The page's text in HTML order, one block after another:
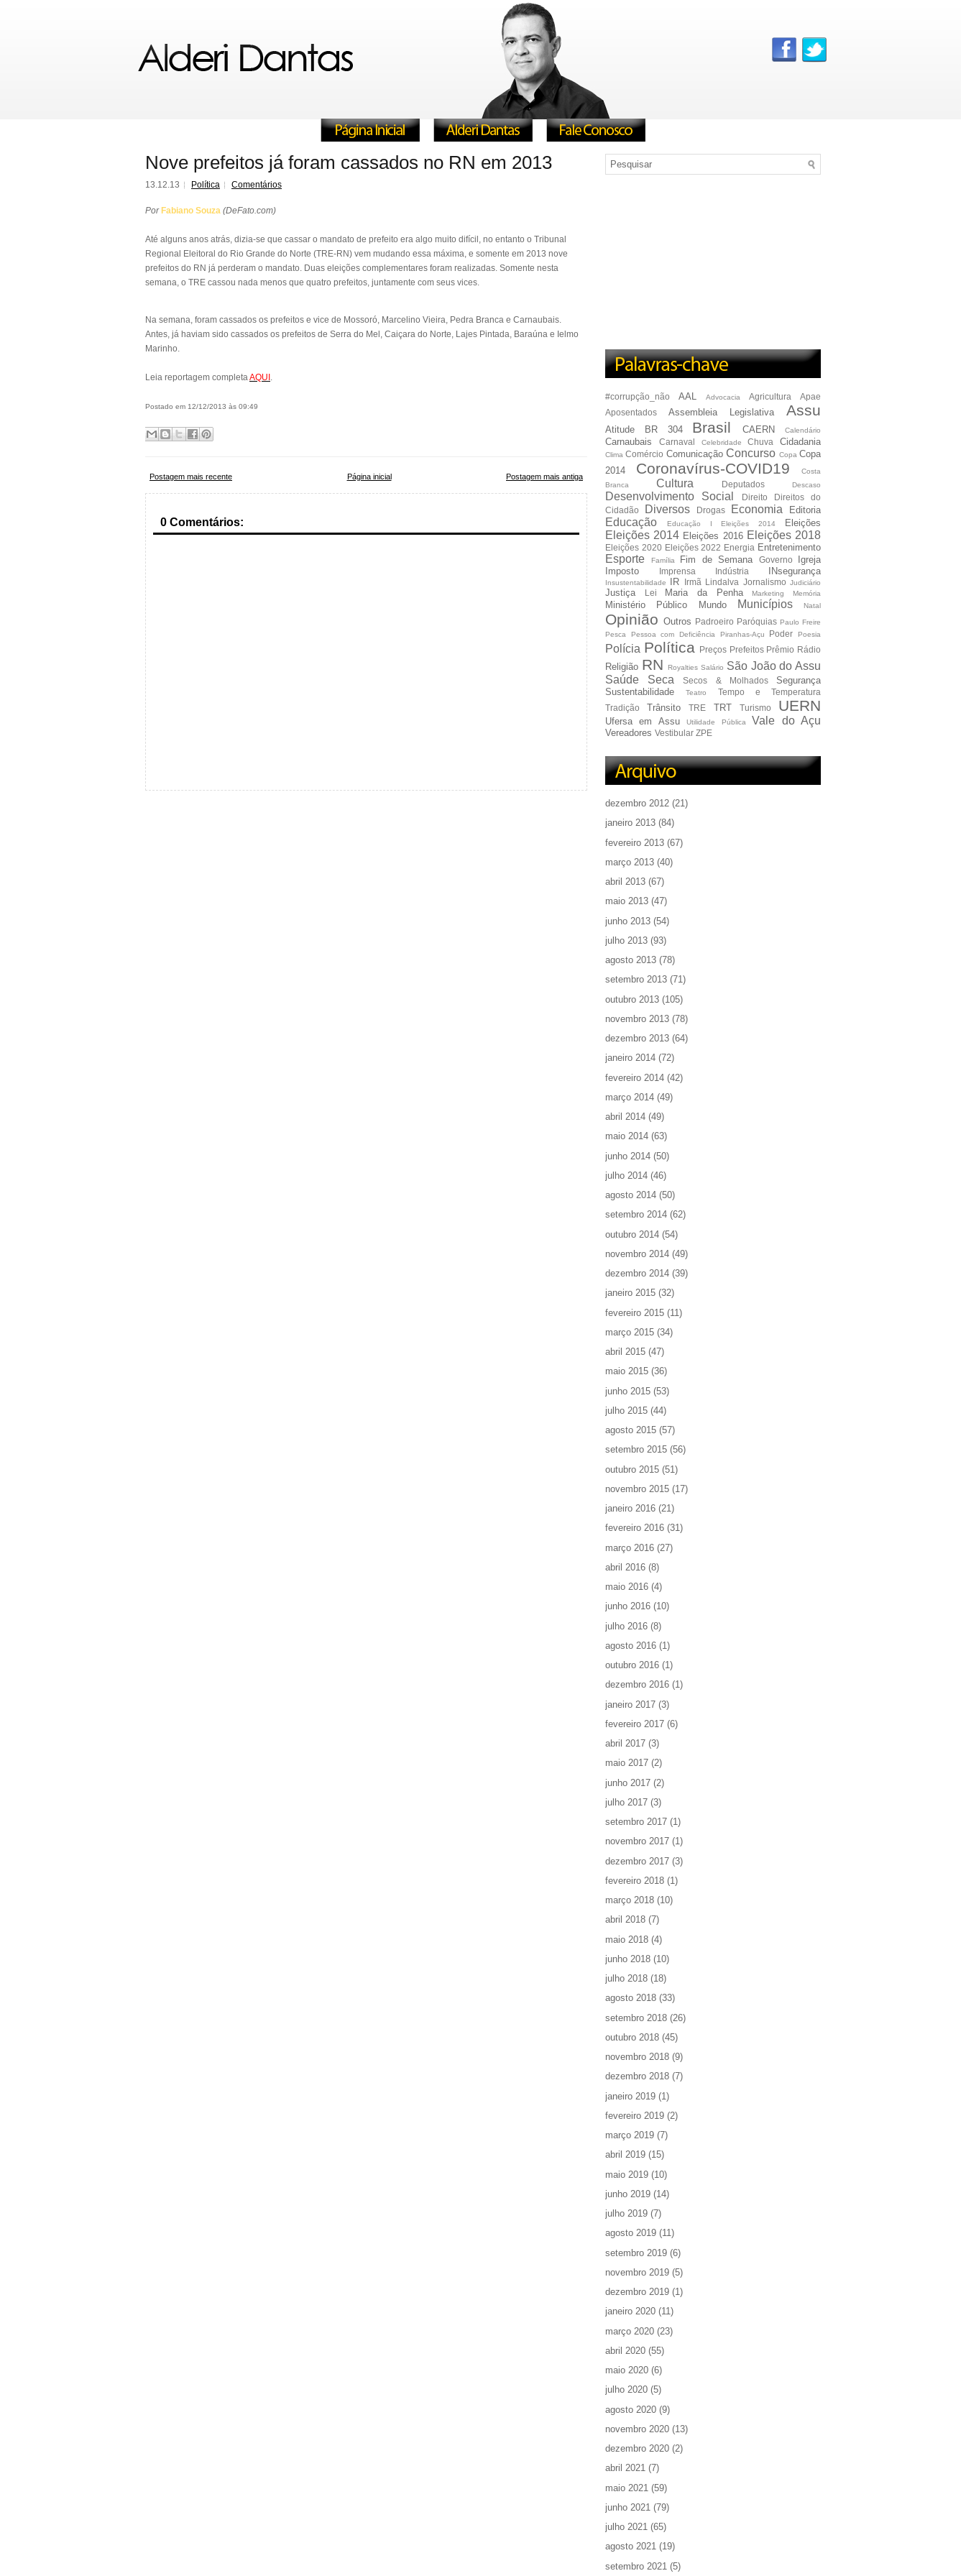
Nove prefeitos já foram cassados no RN em 2013
13.12.13 Política Comentários
Por Fabiano Souza (DeFato.com)
Até alguns anos atrás, dizia-se que cassar o mandato de prefeito era algo muito difícil, no entanto o Tribunal
Regional Eleitoral do Rio Grande do Norte (TRE-RN) vem mudando essa máxima, e somente em 2013 nove
prefeitos do RN já perderam o mandato. Duas eleições complementares foram realizadas. Somente nesta
semana, o TRE cassou nada menos que quatro prefeitos, juntamente com seus vices.
Na semana, foram cassados os prefeitos e vice de Mossoró, Marcelino Vieira, Pedra Branca e Carnaubais.
Antes, já haviam sido cassados os prefeitos de Serra do Mel, Caiçara do Norte, Lajes Pintada, Baraúna e Ielmo
Marinho.
Leia reportagem completaAQUI .
Postado em 12/12/2013 às 09:49
Postagem mais recente Postagem mais antiga
Página inicial
0 Comentários:
#corrupção_não AAL Advocacia Agricultura
Apae
Aposentados
Assembleia Legislativa Assu
Atitude BR 304 Brasil CAERN Calendário
Carnaubais Carnaval Celebridade Chuva Cidadania
Clima Comércio Comunicação Concurso Copa Copa
2014
Coronavírus-COVID19
Costa
Branca
Cultura Deputados Descaso
Desenvolvimento Social Direito
Direitos do
Cidadão
Diversos Drogas Economia Editoria
Educação Educação I Eleições 2014 Eleições
Eleições 2014 Eleições 2016 Eleições 2018
Eleições 2020 Eleições 2022 Energia Entretenimento
Esporte Família Fim de Semana Governo
Igreja
Imposto
Imprensa Indústria INsegurança
Insustentabilidade IR Irmã Lindalva Jornalismo Judiciário
Justiça Lei Maria da Penha Marketing Memória
Ministério Público Mundo Municípios Natal
Opinião Outros Padroeiro Paróquias Paulo Freire
Pesca
Pessoa com Deficiência Piranhas-Açu Poder Poesia
Polícia Política Preços Prefeitos Prêmio Rádio
Religião RN Royalties Salário São João do Assu
Saúde
Seca Secos & Molhados
Segurança
Sustentabilidade
Teatro
Tempo e Temperatura
Tradição
Trânsito TRE TRT Turismo UERN
Ufersa em Assu Utilidade Pública Vale do Açu
Vereadores Vestibular ZPE
dezembro 2012 (21)
janeiro 2013 (84)
fevereiro 2013 (67)
março 2013 (40)
abril 2013 (67)
maio 2013 (47)
junho 2013 (54)
julho 2013 (93)
agosto 2013 (78)
setembro 2013 (71)
outubro 2013 (105)
novembro 2013 (78)
dezembro 2013 (64)
janeiro 2014 (72)
fevereiro 2014 (42)
março 2014 (49)
abril 2014 (49)
maio 2014 (63)
junho 2014 (50)
julho 2014 (46)
agosto 2014 (50)
setembro 2014 (62)
outubro 2014 (54)
novembro 2014 (49)
dezembro 2014 (39)
janeiro 2015 (32)
fevereiro 2015 (11)
março 2015 (34)
abril 2015 (47)
maio 2015 (36)
junho 2015 (53)
julho 2015 (44)
agosto 2015 (57)
setembro 2015 (56)
outubro 2015 (51)
novembro 2015 (17)
janeiro 2016 (21)
fevereiro 2016 (31)
março 2016 (27)
abril 2016 (8)
maio 2016 (4)
junho 2016 (10)
julho 2016 (8)
agosto 2016 (1)
outubro 2016 (1)
dezembro 2016 (1)
janeiro 2017 (3)
fevereiro 2017 (6)
abril 2017 (3)
maio 2017 (2)
junho 2017 (2)
julho 2017 (3)
setembro 2017 (1)
novembro 2017 (1)
dezembro 2017 (3)
fevereiro 2018 (1)
março 2018 (10)
abril 2018 (7)
maio 2018 (4)
junho 2018 (10)
julho 2018 (18)
agosto 2018 (33)
setembro 2018 (26)
outubro 2018 (45)
novembro 2018 (9)
dezembro 2018 (7)
janeiro 2019 (1)
fevereiro 2019 (2)
março 2019 (7)
abril 2019 (15)
maio 2019 (10)
junho 2019 (14)
julho 2019 (7)
agosto 2019 (11)
setembro 2019 (6)
novembro 2019 (5)
dezembro 2019 (1)
janeiro 2020 (11)
março 2020 (23)
abril 2020 (55)
maio 2020 (6)
julho 2020 (5)
agosto 2020 (9)
novembro 2020 (13)
dezembro 2020 (2)
abril 2021 (7)
maio 2021 (59)
junho 2021 (79)
julho 2021 (65)
agosto 2021 (19)
setembro 2021 (5)